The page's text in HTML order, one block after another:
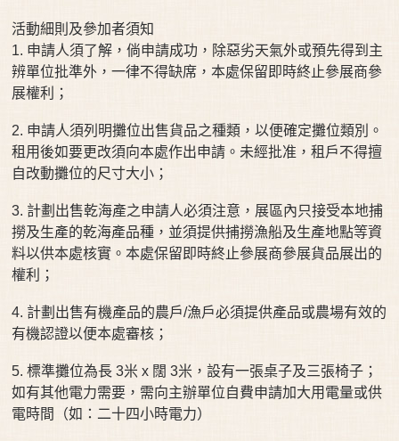
活動細則及參加者須知
1. 申請人須了解，倘申請成功，除惡劣天氣外或預先得到主
辨單位批準外，一律不得缺席，本處保留即時終止參展商參
展權利；
2. 申請人須列明攤位出售貨品之種類，以便確定攤位類別。
租用後如要更改須向本處作出申請。未經批准，租戶不得擅
自改動攤位的尺寸大小；
3. 計劃出售乾海產之申請人必須注意，展區內只接受本地捕
撈及生產的乾海產品種，並須提供捕撈漁船及生產地點等資
料以供本處核實。本處保留即時終止參展商參展貨品展出的
權利；
4. 計劃出售有機產品的農戶/漁戶必須提供產品或農場有效的
有機認證以便本處審核；
5. 標準攤位為長 3米 x 闊 3米，設有一張桌子及三張椅子；
如有其他電力需要，需向主辦單位自費申請加大用電量或供
電時間（如：二十四小時電力）